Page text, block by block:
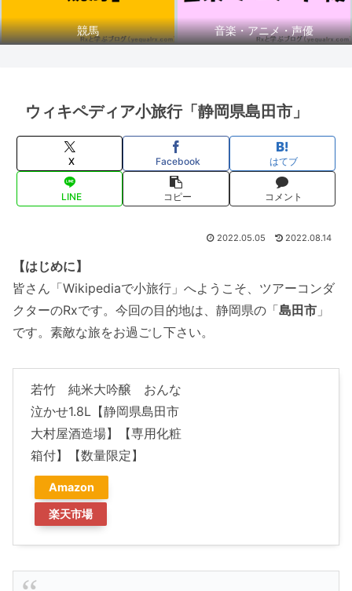
競馬 音楽・アニメ・声優
ウィキペディア小旅行「静岡県島田市」
X Facebook はてブ
LINE コピー コメント
2022.05.05 2022.08.14
【はじめに】
皆さん「Wikipediaで小旅行」へようこそ、ツアーコンダ
クターのRxです。今回の目的地は、静岡県の「島田市 」
です。素敵な旅をお過ごし下さい。
若竹 純米大吟醸 おんな
泣かせ1.8L【静岡県島田市
大村屋酒造場】【専用化粧
箱付】【数量限定】
Amazon
楽天市場